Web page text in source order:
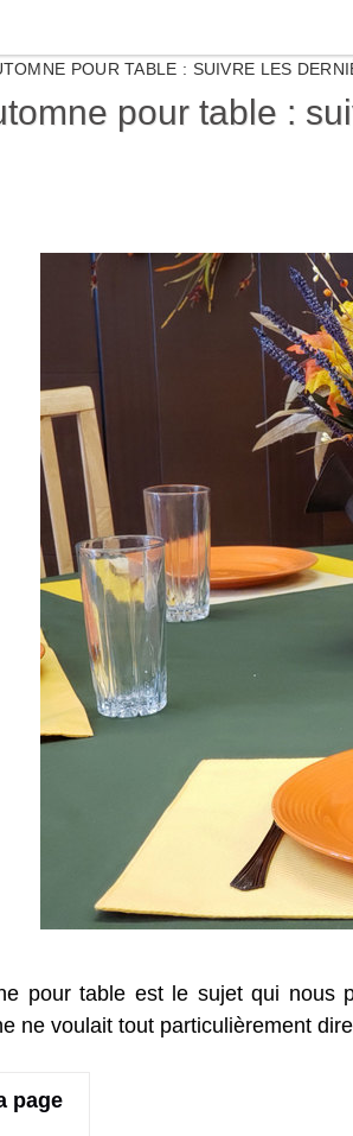
POUR TABLE : SUIVRE LES
pour table :
pour table est le sujet qui nous
ne voulait tout particulièrement
page